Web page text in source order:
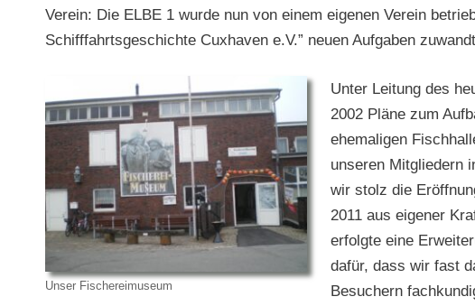
Verein: Die ELBE 1 wurde nun von einem eigenen Verein
Schifffahrtsgeschichte Cuxhaven e.V.” neuen Aufgaben
Unser Fischereimuseum
Unter Leitung des
2002 Pläne zum
ehemaligen
unseren Mitgliedern
wir stolz die
2011 aus eigener
erfolgte eine
dafür, dass wir fast
Besuchern